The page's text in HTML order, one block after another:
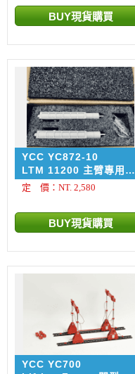
YCC YC872-10
LTM 11200 主臂專用金
屬千斤鼎 ROXU 塗裝
定 價：NT. 2,580
YCC YC700